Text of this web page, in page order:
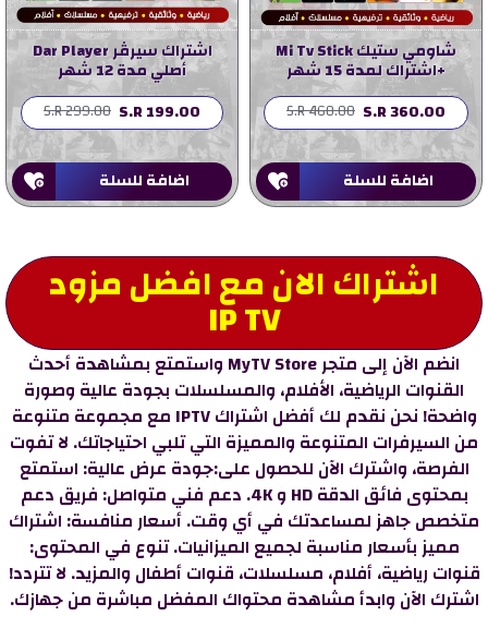
شاومي ستيك Mi Tv Stick
+اشتراك لمدة 15 شهر
S.R 360.00
S.R 460.00
اضافة للسلة
اشتراك سيرڤر Dar Player
أصلي مدة 12 شهر
S.R 199.00
S.R 299.00
اضافة للسلة
اشتراك الان مع افضل مزود
IP TV
انضم الآن إلى متجر MyTV Store واستمتع بمشاهدة أحدث
القنوات الرياضية، الأفلام، والمسلسلات بجودة عالية وصورة
واضحة! نحن نقدم لك أفضل اشتراك IPTV مع مجموعة متنوعة
من السيرفرات المتنوعة والمميزة التي تلبي احتياجاتك. لا تفوت
الفرصة، واشترك الآن للحصول على:جودة عرض عالية: استمتع
بمحتوى فائق الدقة HD و 4K. دعم فني متواصل: فريق دعم
متخصص جاهز لمساعدتك في أي وقت. أسعار منافسة: اشتراك
مميز بأسعار مناسبة لجميع الميزانيات. تنوع في المحتوى:
قنوات رياضية، أفلام، مسلسلات، قنوات أطفال والمزيد. لا تتردد!
اشترك الآن وابدأ مشاهدة محتواك المفضل مباشرة من جهازك.